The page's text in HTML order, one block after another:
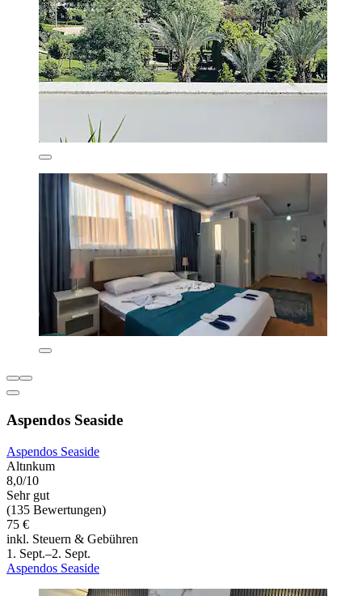
Aspendos Seaside
Aspendos Seaside
Altınkum
8,0/10
Sehr gut
(135 Bewertungen)
75 €
inkl. Steuern & Gebühren
1. Sept.–2. Sept.
Aspendos Seaside